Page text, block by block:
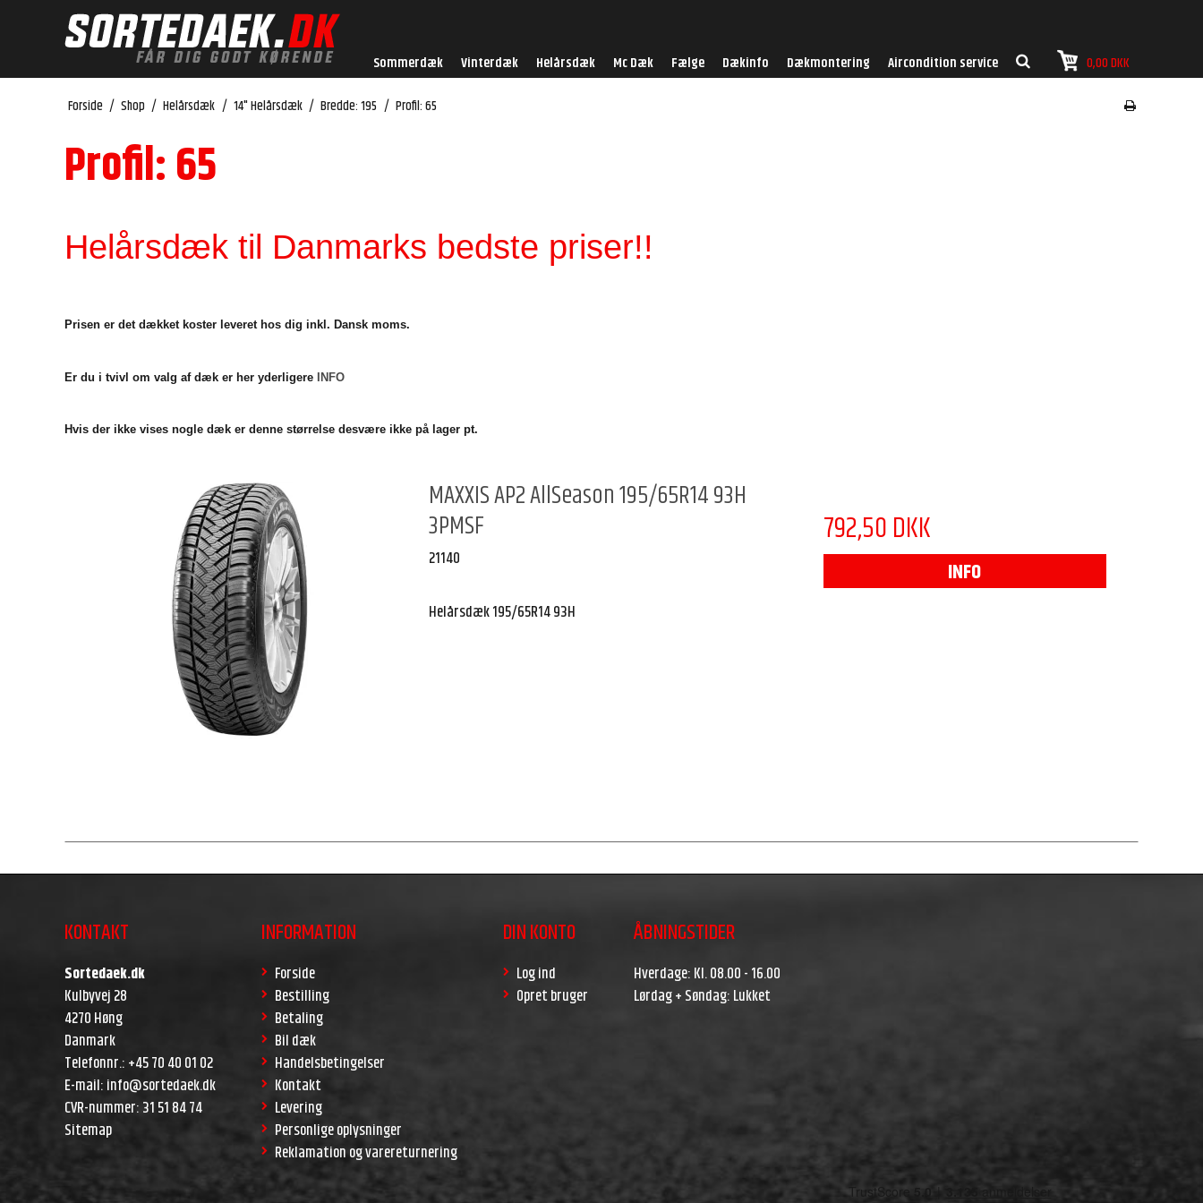
Sommerdæk Vinterdæk Helårsdæk Mc Dæk Fælge Dækinfo Dækmontering Aircondition service 0,00 DKK
Forside / Shop / Helårsdæk / 14" Helårsdæk / Bredde: 195 / Profil: 65
Profil: 65
Helårsdæk til Danmarks bedste priser!!
Prisen er det dækket koster leveret hos dig inkl. Dansk moms.
Er du i tvivl om valg af dæk er her yderligere INFO
Hvis der ikke vises nogle dæk er denne størrelse desvære ikke på lager pt.
MAXXIS AP2 AllSeason 195/65R14 93H
3PMSF
21140
Helårsdæk 195/65R14 93H
792,50 DKK
INFO
KONTAKT
Sortedaek.dk
Kulbyvej 28
4270 Høng
Danmark
Telefonnr.:+45 70 40 01 02
E-mail:info@sortedaek.dk
CVR-nummer:31 51 84 74
Sitemap
INFORMATION
Forside
Bestilling
Betaling
Bil dæk
Handelsbetingelser
Kontakt
Levering
Personlige oplysninger
Reklamation og varereturnering
DIN KONTO
Log ind
Opret bruger
ÅBNINGSTIDER
Hverdage: Kl. 08.00 - 16.00
Lørdag + Søndag: Lukket